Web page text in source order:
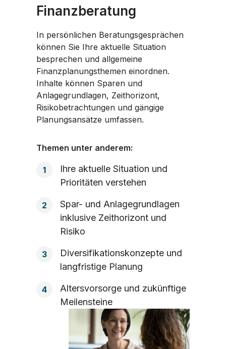
Finanzberatung
In persönlichen Beratungsgesprächen
können Sie Ihre aktuelle Situation
besprechen und allgemeine
Finanzplanungsthemen einordnen.
Inhalte können Sparen und
Anlagegrundlagen, Zeithorizont,
Risikobetrachtungen und gängige
Planungsansätze umfassen.
Themen unter anderem:
1
Ihre aktuelle Situation und
Prioritäten verstehen
2
Spar- und Anlagegrundlagen
inklusive Zeithorizont und
Risiko
3
Diversifikationskonzepte und
langfristige Planung
4
Altersvorsorge und zukünftige
Meilensteine